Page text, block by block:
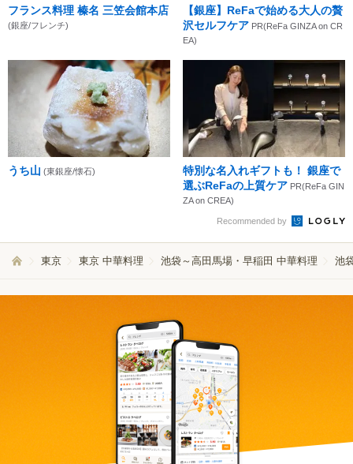
フランス料理 榛名 三笠会館本店
(銀座/フレンチ)
【銀座】ReFaで始める大人の贅
沢セルフケア PR(ReFa GINZA on CR
EA)
うち山 (東銀座/懐石)
特別な名入れギフトも！ 銀座で
選ぶReFaの上質ケア PR(ReFa GIN
ZA on CREA)
Recommended by
東京 東京 中華料理 池袋～高田馬場・早稲田 中華料理 池